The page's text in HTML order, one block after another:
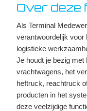
Over deze
Als Terminal
verantwoordelijk voor
logistieke
Je houdt je bezig met
vrachtwagens, het
heftruck, reachtruck
producten in het
deze veelzijdige